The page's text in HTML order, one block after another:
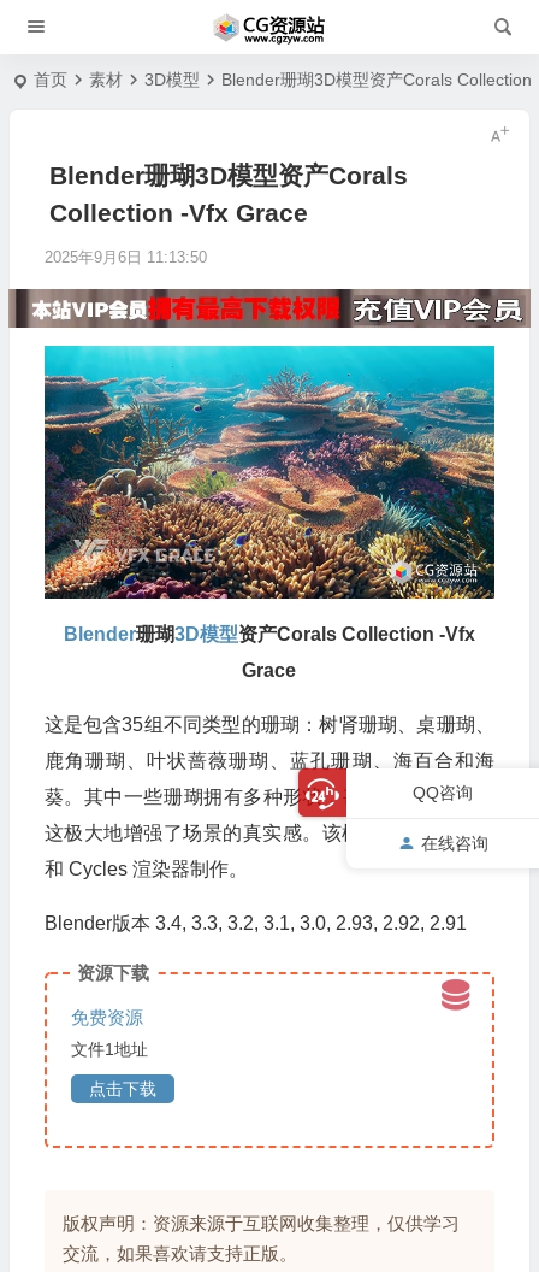
首页 素材 3D模型 Blender珊瑚3D模型资产Corals Collection
Blender珊瑚3D模型资产Corals
Collection -Vfx Grace
2025年9月6日 11:13:50
Blender珊瑚3D模型资产Corals Collection -Vfx
Grace
这是包含35组不同类型的珊瑚：树肾珊瑚、桌珊瑚、
鹿角珊瑚、叶状蔷薇珊瑚、蓝孔珊瑚、海百合和海
葵。其中一些珊瑚拥有多种形状，甚至多达 35 种，
这极大地增强了场景的真实感。该模型使用 Blender
和 Cycles 渲染器制作。
Blender版本 3.4, 3.3, 3.2, 3.1, 3.0, 2.93, 2.92, 2.91
资源下载
免费资源
文件1地址
点击下载
版权声明：资源来源于互联网收集整理，仅供学习
交流，如果喜欢请支持正版。
QQ咨询
在线咨询